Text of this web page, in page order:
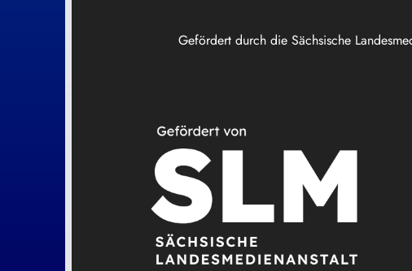
Gefördert durch die Sächsische